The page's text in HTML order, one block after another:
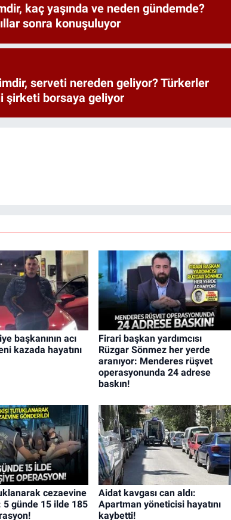
kaç yaşında ve neden gündemde?
sonra konuşuluyor
serveti nereden geliyor? Türkerler
şirketi borsaya geliyor
başkanının acı
kazada hayatını
Firari başkan yardımcısı
Rüzgar Sönmez her yerde
aranıyor: Menderes rüşvet
operasyonunda 24 adrese
baskın!
cezaevine
günde 15 ilde 185
Aidat kavgası can aldı:
Apartman yöneticisi hayatını
kaybetti!